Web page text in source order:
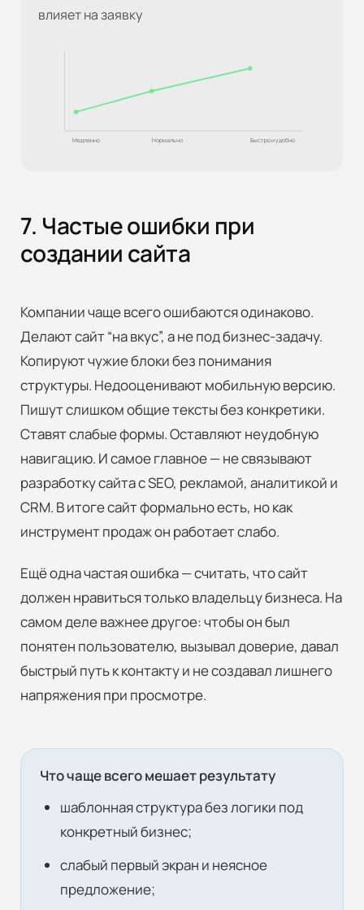
влияет на заявку
Медленно Нормально Быстро и удобно
7. Частые ошибки при
создании сайта
Компании чаще всего ошибаются одинаково.
Делают сайт “на вкус”, а не под бизнес-задачу.
Копируют чужие блоки без понимания
структуры. Недооценивают мобильную версию.
Пишут слишком общие тексты без конкретики.
Ставят слабые формы. Оставляют неудобную
навигацию. И самое главное — не связывают
разработку сайта с SEO, рекламой, аналитикой и
CRM. В итоге сайт формально есть, но как
инструмент продаж он работает слабо.
Ещё одна частая ошибка — считать, что сайт
должен нравиться только владельцу бизнеса. На
самом деле важнее другое: чтобы он был
понятен пользователю, вызывал доверие, давал
быстрый путь к контакту и не создавал лишнего
напряжения при просмотре.
Что чаще всего мешает результату
шаблонная структура без логики под
конкретный бизнес;
слабый первый экран и неясное
предложение;